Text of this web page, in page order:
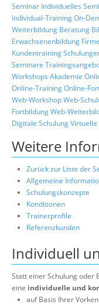
Seminar Individuelles
Individual-TrainingOn-
Weiterbildung Beratung
Erwachsenenbildung
Kundentraining
Seminare
Workshops Akademie
Online-TrainingOnline-
Web-WorkshopWeb-
FortbildungWeb-
Digitale SchulungVirtuelle
Weitere
Zurück zur Liste der
Allgemeine
Schulungskonzepte
Konditionen
Trainerprofile
Referenzkunden
Individuell
Statt einer Schulung oder
eine individuelle und
auf Basis Ihrer